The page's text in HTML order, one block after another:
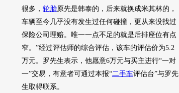
很多， 轮胎原先是韩泰的，后来就换成米其林的，
车辆至今几乎没有发生过任何碰撞，更从来没找过
保险公司理赔。唯一一点不足的就是后排座位有点
窄。”经过评估师的综合评估，该车的评估价为5.2
万元。罗先生表示，他愿意6万元与买主进行“一对
一”交易，有意者可通过本报“二手车评估台”与罗先
生取得联系。